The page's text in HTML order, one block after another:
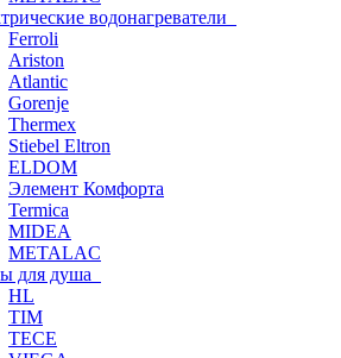
водонагреватели
Ferroli
Ariston
Atlantic
Gorenje
Thermex
Stiebel Eltron
ELDOM
Элемент Комфорта
Termica
MIDEA
METALAC
для душа
HL
TIM
TECE